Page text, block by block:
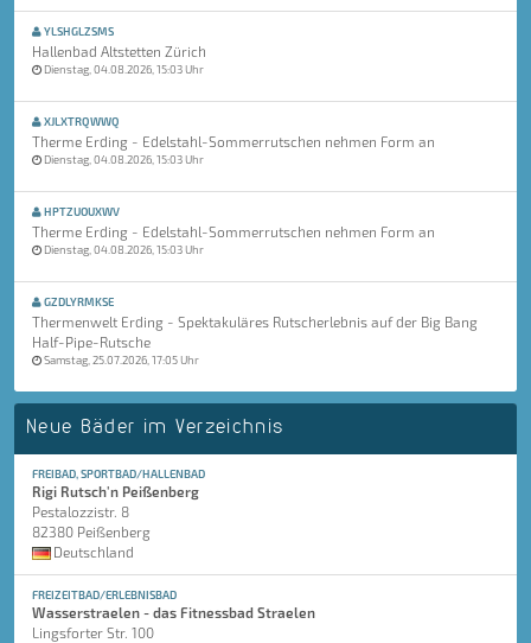
YLSHGLZSMS
Hallenbad Altstetten Zürich
Dienstag, 04.08.2026, 15:03 Uhr
XJLXTRQWWQ
Therme Erding - Edelstahl-Sommerrutschen nehmen Form an
Dienstag, 04.08.2026, 15:03 Uhr
HPTZUOUXWV
Therme Erding - Edelstahl-Sommerrutschen nehmen Form an
Dienstag, 04.08.2026, 15:03 Uhr
GZDLYRMKSE
Thermenwelt Erding - Spektakuläres Rutscherlebnis auf der Big Bang
Half-Pipe-Rutsche
Samstag, 25.07.2026, 17:05 Uhr
Neue Bäder im Verzeichnis
FREIBAD, SPORTBAD/HALLENBAD
Rigi Rutsch'n Peißenberg
Pestalozzistr. 8
82380 Peißenberg
Deutschland
FREIZEITBAD/ERLEBNISBAD
Wasserstraelen - das Fitnessbad Straelen
Lingsforter Str. 100